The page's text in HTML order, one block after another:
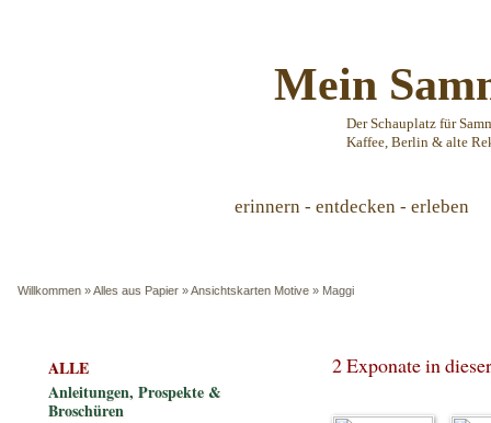
Mein
Der Schauplatz für
Kaffee, Berlin & alte
erinnern - entdecken - erleben
Willkommen »Alles aus Papier »Ansichtskarten Motive » Maggi
2 Exponate in
ALLE
Anleitungen, Prospekte &
Broschüren